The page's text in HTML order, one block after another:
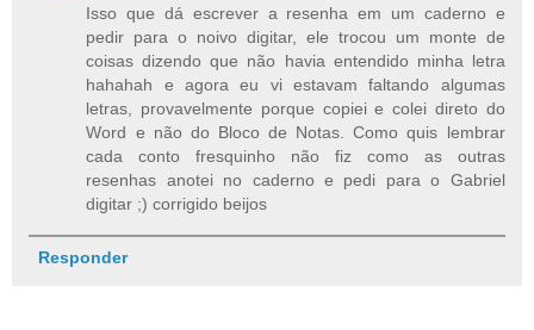
Isso que dá escrever a resenha em um caderno e
pedir para o noivo digitar, ele trocou um monte de
coisas dizendo que não havia entendido minha letra
hahahah e agora eu vi estavam faltando algumas
letras, provavelmente porque copiei e colei direto do
Word e não do Bloco de Notas. Como quis lembrar
cada conto fresquinho não fiz como as outras
resenhas anotei no caderno e pedi para o Gabriel
digitar ;) corrigido beijos
Responder